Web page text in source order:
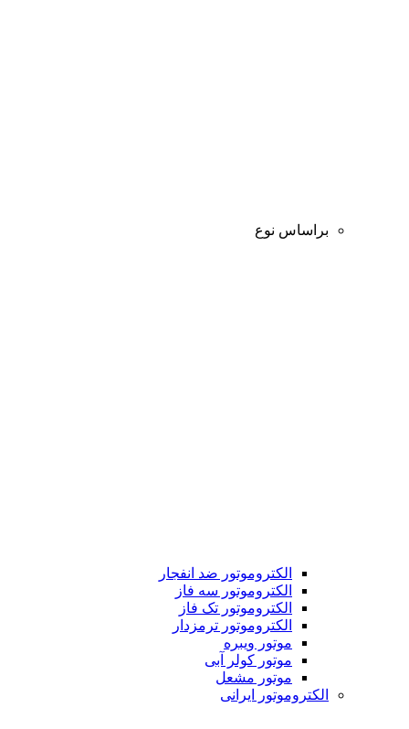
براساس نوع
الکتروموتور ضد انفجار
الکتروموتور سه فاز
الکتروموتور تک فاز
الکتروموتور ترمزدار
موتور ویبره
موتور کولر آبی
موتور مشعل
الکتروموتور ایرانی